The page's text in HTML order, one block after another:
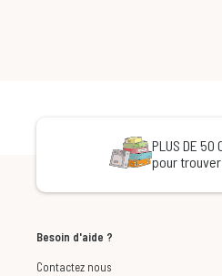
PLUS DE 50
pour
Besoin d'aide ?
Contactez nous